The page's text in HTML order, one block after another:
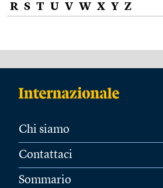
R S T U V W X Y Z
Chi siamo
Contattaci
Sommario